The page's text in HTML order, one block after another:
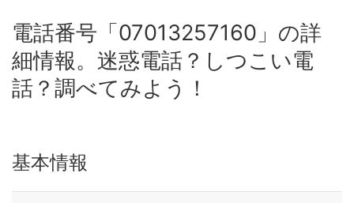
電話番号「07013257160」の詳
細情報。迷惑電話？しつこい電
話？調べてみよう！
基本情報